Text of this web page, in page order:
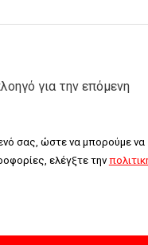
για την επόμενη
σας, ώστε να μπορούμε να
ελέγξτε την